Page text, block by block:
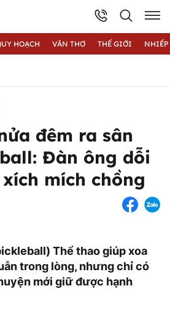
HOẠCH VĂN THƠ THẾ GIỚI
đêm ra sân
Đàn ông dỗi
mích chồng
Thể thao giúp xoa
trong lòng, nhưng chỉ có
mới giữ được hạnh